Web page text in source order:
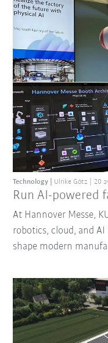
Run AI-powered
Technology Ulrike Götz 20
At Hannover Messe,
robotics, cloud, and
shape modern